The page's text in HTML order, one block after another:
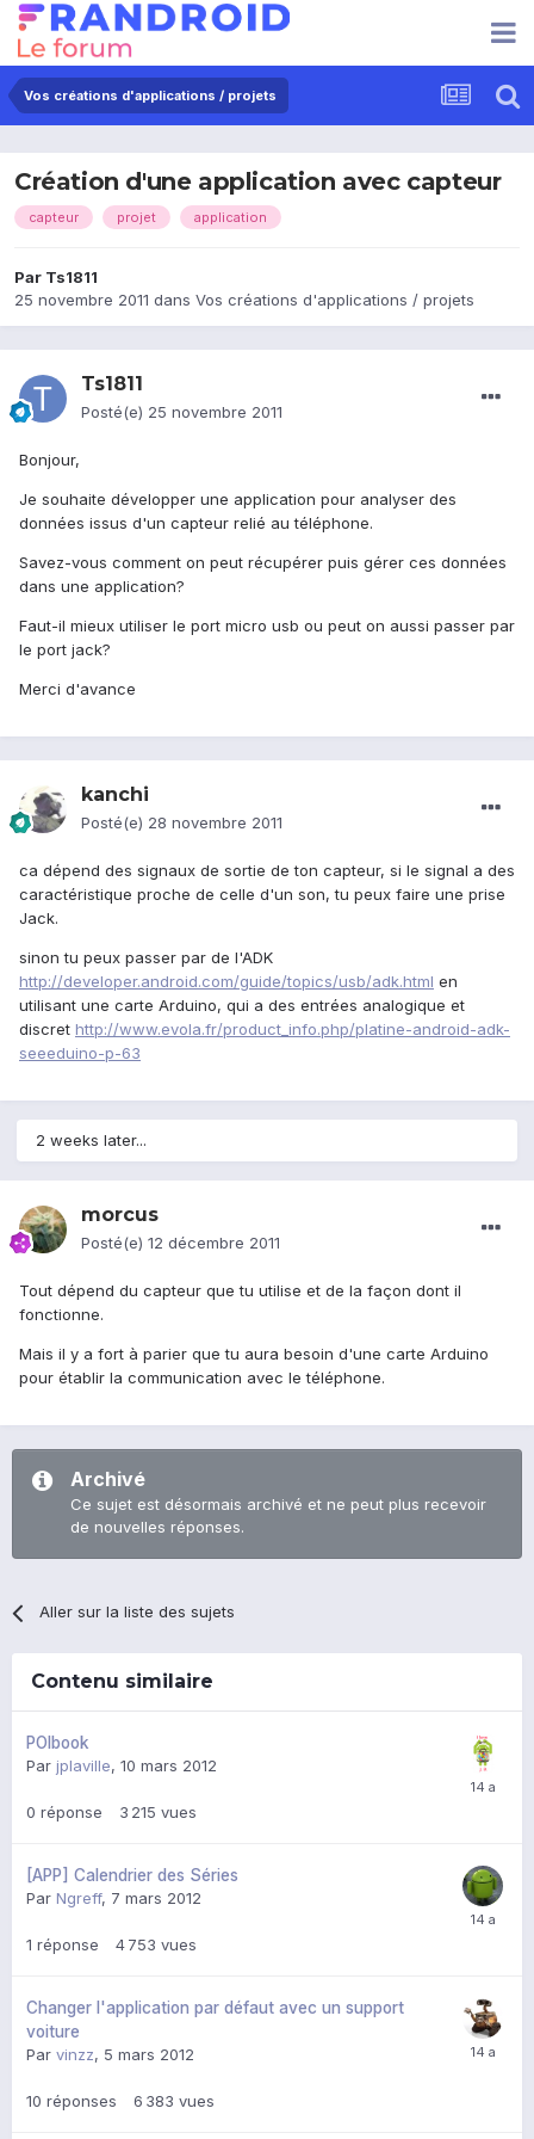
Vos créations d'applications / projets
Création d'une application avec capteur
capteur projet application
Par Ts1811
25 novembre 2011 dans Vos créations d'applications / projets
Ts1811
Posté(e) 25 novembre 2011
Bonjour,
Je souhaite développer une application pour analyser des
données issus d'un capteur relié au téléphone.
Savez-vous comment on peut récupérer puis gérer ces données
dans une application?
Faut-il mieux utiliser le port micro usb ou peut on aussi passer par
le port jack?
Merci d'avance
kanchi
Posté(e) 28 novembre 2011
ca dépend des signaux de sortie de ton capteur, si le signal a des
caractéristique proche de celle d'un son, tu peux faire une prise
Jack.
sinon tu peux passer par de l'ADK
http://developer.android.com/guide/topics/usb/adk.html en
utilisant une carte Arduino, qui a des entrées analogique et
discret http://www.evola.fr/product_info.php/platine-android-adk-
seeeduino-p-63
2 weeks later...
morcus
Posté(e) 12 décembre 2011
Tout dépend du capteur que tu utilise et de la façon dont il
fonctionne.
Mais il y a fort à parier que tu aura besoin d'une carte Arduino
pour établir la communication avec le téléphone.
Archivé
Ce sujet est désormais archivé et ne peut plus recevoir
de nouvelles réponses.
Aller sur la liste des sujets
Contenu similaire
POIbook
Par jplaville, 10 mars 2012
0 réponse 3 215 vues
[APP] Calendrier des Séries
Par Ngreff, 7 mars 2012
1 réponse 4 753 vues
Changer l'application par défaut avec un support
voiture
Par vinzz, 5 mars 2012
10 réponses 6 383 vues